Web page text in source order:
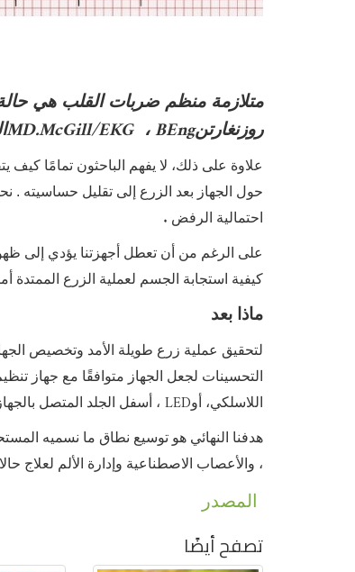
متلازمة منظم ضربات القلب هي
روزنغارتنBEng، MD.McGill/EKG
علاوة على ذلك، لا يفهم الباحثون تمامًا
حول الجهاز بعد الزرع إلى تقليل حساسيته
احتمالية الرفض .
على الرغم من أن تعطل أجهزتنا يؤدي إلى
كيفية استجابة الجسم لعملية الزرع الممتدة
ماذا بعد
لتحقيق عملية زرع طويلة الأمد وتخصيص
التحسينات لجعل الجهاز متوافقًا مع جهاز
اللاسلكي، أوLED ، أسفل الجلد المتصل
هدفنا النهائي هو توسيع نطاق ما نسميه
، والأعصاب الاصطناعية وإدارة الألم
المصدر
تصفح أيضًا